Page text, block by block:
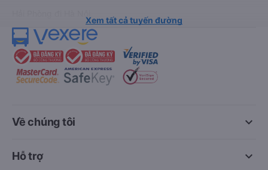
Xem tất cả tuyến đường
keyboard_arrow_down
Về chúng tôi
keyboard_arrow_down
Hỗ trợ